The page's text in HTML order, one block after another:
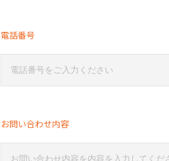
電話番号
お問い合わせ内容